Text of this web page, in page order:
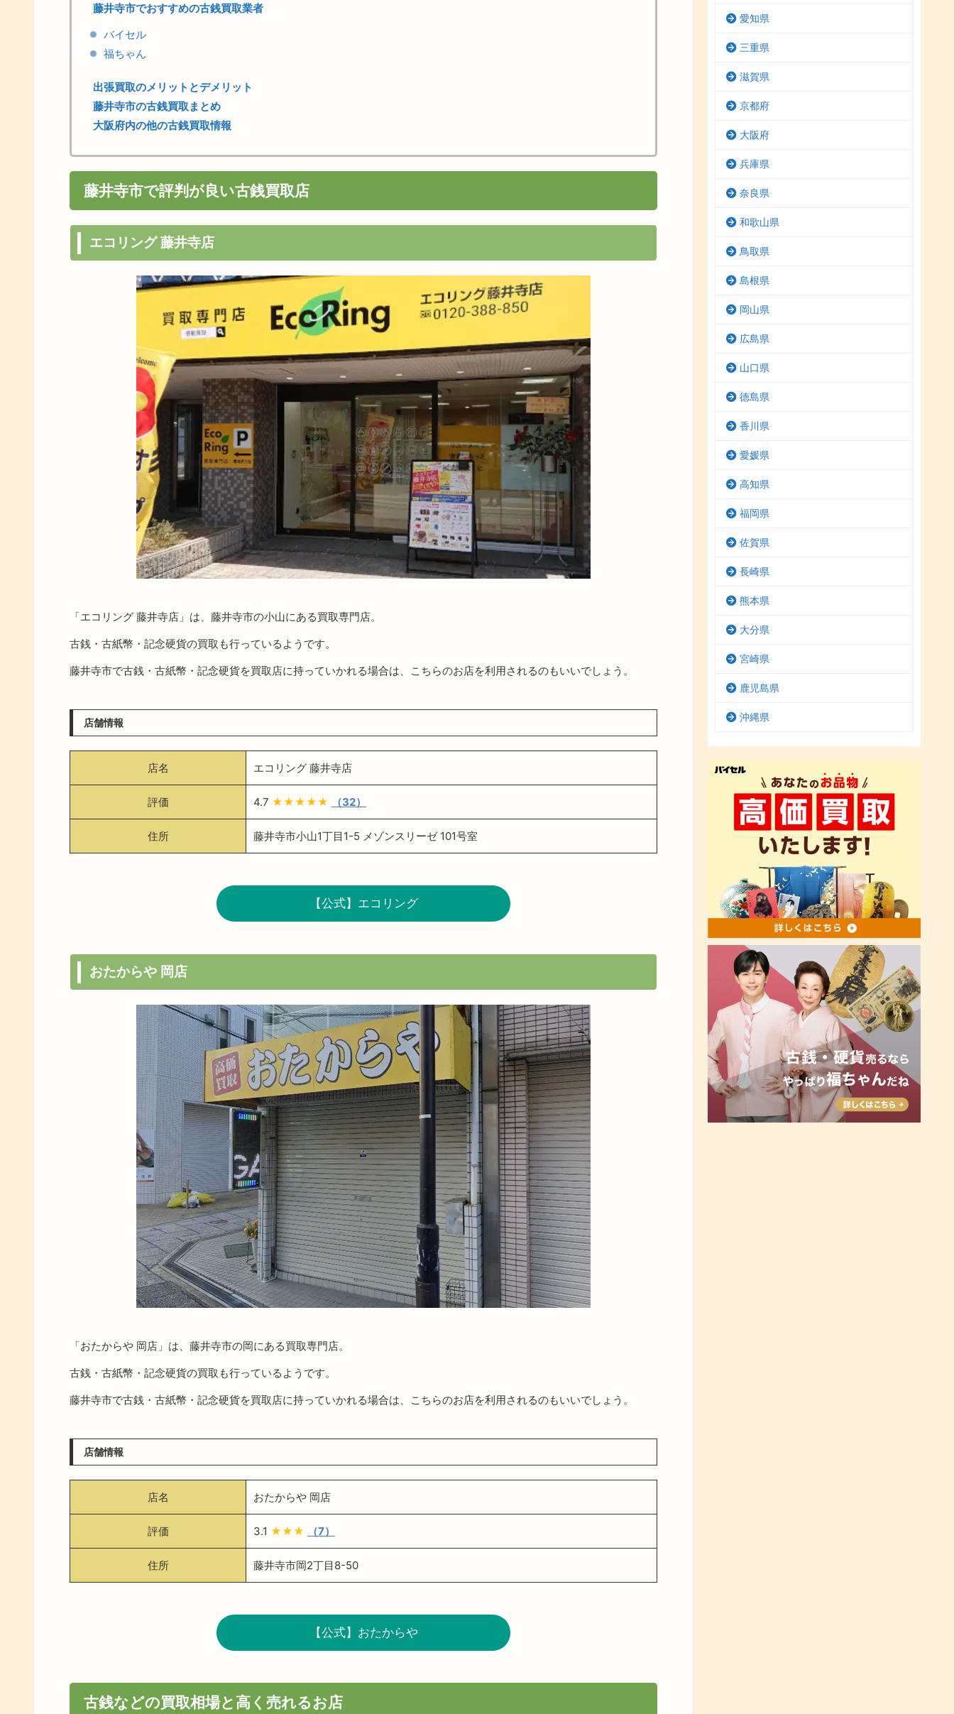
藤井寺市でおすすめの古銭買取業者
バイセル
福ちゃん
出張買取のメリットとデメリット
藤井寺市の古銭買取まとめ
大阪府内の他の古銭買取情報
藤井寺市で評判が良い古銭買取店
エコリング 藤井寺店
「エコリング 藤井寺店」は、藤井寺市の小山にある買取専門店。
古銭・古紙幣・記念硬貨の買取も行っているようです。
藤井寺市で古銭・古紙幣・記念硬貨を買取店に持っていかれる場合は、こちらのお店を利用されるのもいいでしょう。
店舗情報
店名 エコリング 藤井寺店
評価 4.7 ★★★★★ （32）
住所 藤井寺市小山1丁目1-5 メゾンスリーゼ 101号室
【公式】エコリング
おたからや 岡店
「おたからや 岡店」は、藤井寺市の岡にある買取専門店。
古銭・古紙幣・記念硬貨の買取も行っているようです。
藤井寺市で古銭・古紙幣・記念硬貨を買取店に持っていかれる場合は、こちらのお店を利用されるのもいいでしょう。
店舗情報
店名 おたからや 岡店
評価 3.1 ★★★ （7）
住所 藤井寺市岡2丁目8-50
【公式】おたからや
古銭などの買取相場と高く売れるお店
愛知県
三重県
滋賀県
京都府
大阪府
兵庫県
奈良県
和歌山県
鳥取県
島根県
岡山県
広島県
山口県
徳島県
香川県
愛媛県
高知県
福岡県
佐賀県
長崎県
熊本県
大分県
宮崎県
鹿児島県
沖縄県